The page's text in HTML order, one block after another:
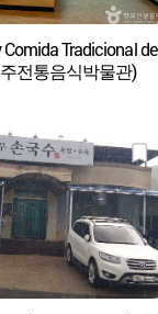
Tradicional de
전통음식박물관)